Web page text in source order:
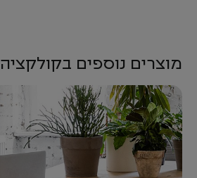
מוצרים נוספים בקולקציה